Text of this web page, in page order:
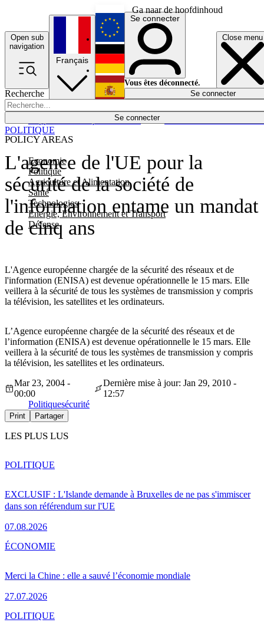
Ga naar de hoofdinhoud
Open sub
navigation
Close menu
Recherche
Se connecter
POLICY AREAS
Economie
Politique
Agriculture et Alimentation
Santé
Technologies
Energie, Environnement et Transport
Défense
Économie
Français
English
Deutsch
Español
Se connecter
Vous êtes déconnecté.
Se connecter
L'agence de l'UE pour la
sécurité de la société de
l'information entame un mandat
de cinq ans
L'Agence européenne chargée de la sécurité des réseaux et de
l'information (ENISA) est devenue opérationnelle le 15 mars. Elle
veillera à la sécurité de tous les systèmes de transmission y compris
la télévision, les satellites et les ordinateurs.
POLITIQUE
L’Agence européenne chargée de la sécurité des réseaux et de
l’information (ENISA) est devenue opérationnelle le 15 mars. Elle
veillera à la sécurité de tous les systèmes de transmission y compris
la télévision, les satellites et les ordinateurs.
Mar 23, 2004 -
00:00
Dernière mise à jour: Jan 29, 2010 -
12:57
Politiquesécurité
Print Partager
LES PLUS LUS
EXCLUSIF : L'Islande demande à Bruxelles de ne pas s'immiscer
dans son référendum sur l'UE
07.08.2026
POLITIQUE
Merci la Chine : elle a sauvé l’économie mondiale
27.07.2026
ÉCONOMIE
POLITIQUE